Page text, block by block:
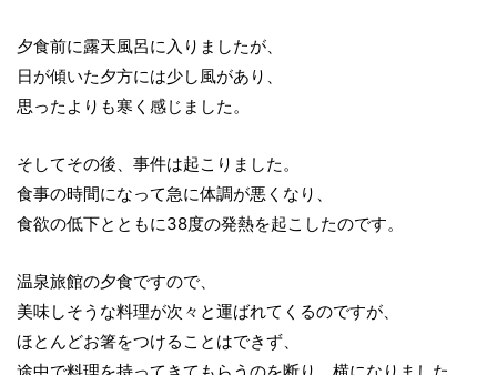
夕食前に露天風呂に入りましたが、
日が傾いた夕方には少し風があり、
思ったよりも寒く感じました。
そしてその後、事件は起こりました。
食事の時間になって急に体調が悪くなり、
食欲の低下とともに38度の発熱を起こしたのです。
温泉旅館の夕食ですので、
美味しそうな料理が次々と運ばれてくるのですが、
ほとんどお箸をつけることはできず、